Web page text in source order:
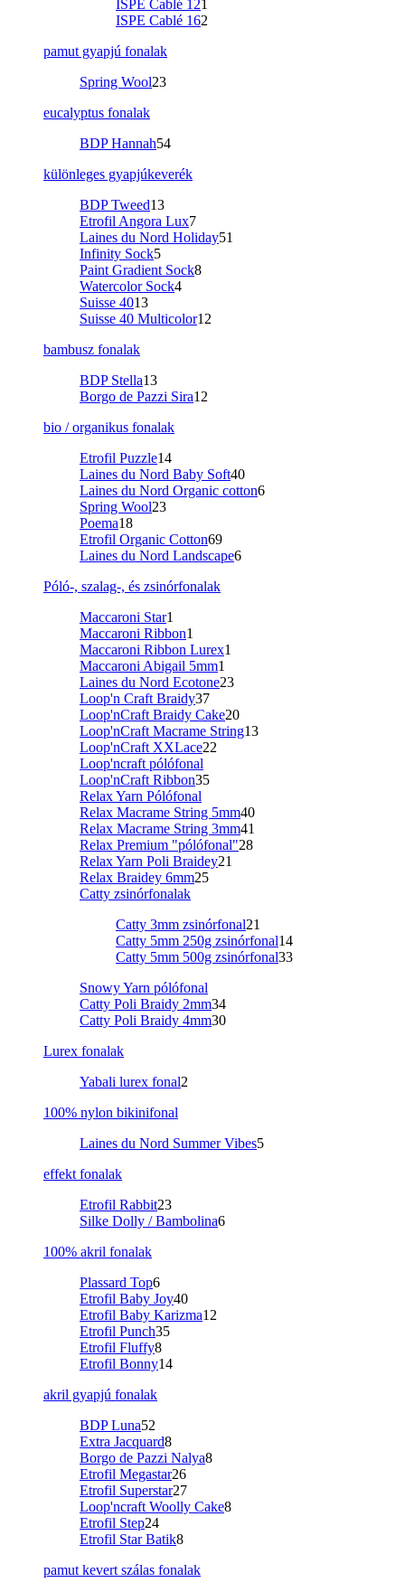
ISPE Cablé 121
ISPE Cablé 162
pamut gyapjú fonalak
Spring Wool23
eucalyptus fonalak
BDP Hannah54
különleges gyapjúkeverék
BDP Tweed13
Etrofil Angora Lux7
Laines du Nord Holiday51
Infinity Sock5
Paint Gradient Sock8
Watercolor Sock4
Suisse 4013
Suisse 40 Multicolor12
bambusz fonalak
BDP Stella13
Borgo de Pazzi Sira12
bio / organikus fonalak
Etrofil Puzzle14
Laines du Nord Baby Soft40
Laines du Nord Organic cotton6
Spring Wool23
Poema18
Etrofil Organic Cotton69
Laines du Nord Landscape6
Póló-, szalag-, és zsinórfonalak
Maccaroni Star1
Maccaroni Ribbon1
Maccaroni Ribbon Lurex1
Maccaroni Abigail 5mm1
Laines du Nord Ecotone23
Loop'n Craft Braidy37
Loop'nCraft Braidy Cake20
Loop'nCraft Macrame String13
Loop'nCraft XXLace22
Loop'ncraft pólófonal
Loop'nCraft Ribbon35
Relax Yarn Pólófonal
Relax Macrame String 5mm40
Relax Macrame String 3mm41
Relax Premium "pólófonal"28
Relax Yarn Poli Braidey21
Relax Braidey 6mm25
Catty zsinórfonalak
Catty 3mm zsinórfonal21
Catty 5mm 250g zsinórfonal14
Catty 5mm 500g zsinórfonal33
Snowy Yarn pólófonal
Catty Poli Braidy 2mm34
Catty Poli Braidy 4mm30
Lurex fonalak
Yabali lurex fonal2
100% nylon bikinifonal
Laines du Nord Summer Vibes5
effekt fonalak
Etrofil Rabbit23
Silke Dolly / Bambolina6
100% akril fonalak
Plassard Top6
Etrofil Baby Joy40
Etrofil Baby Karizma12
Etrofil Punch35
Etrofil Fluffy8
Etrofil Bonny14
akril gyapjú fonalak
BDP Luna52
Extra Jacquard8
Borgo de Pazzi Nalya8
Etrofil Megastar26
Etrofil Superstar27
Loop'ncraft Woolly Cake8
Etrofil Step24
Etrofil Star Batik8
pamut kevert szálas fonalak